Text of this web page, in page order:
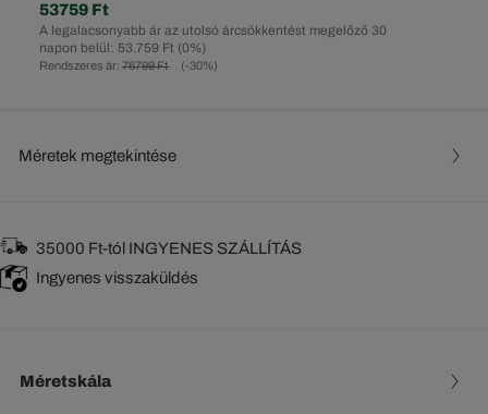
Rendszeres ár: 76799 Ft (-30%)
A legalacsonyabb ár az utolsó árcsökkentést megelőző 30
napon belül: 53.759 Ft (0%)
53759 Ft
Méretek megtekintése
35000 Ft-tól INGYENES SZÁLLÍTÁS
Ingyenes visszaküldés
Méretskála